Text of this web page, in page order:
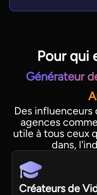
Pour qui
Générateur
Des influenceurs
agences
utile à tous ceux
dans,
Créateurs de